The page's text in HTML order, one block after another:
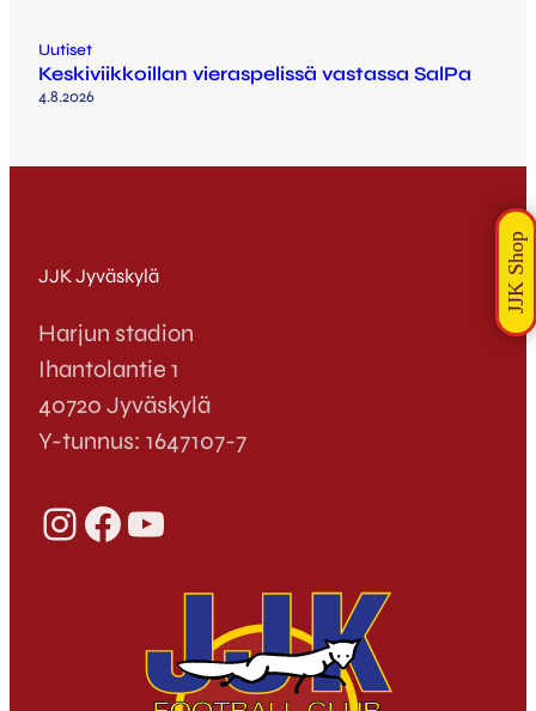
Uutiset
Keskiviikkoillan vieraspelissä vastassa SalPa
4.8.2026
JJK Jyväskylä
Harjun stadion
Ihantolantie 1
40720 Jyväskylä
Y-tunnus: 1647107-7
InstagramFacebook YouTube